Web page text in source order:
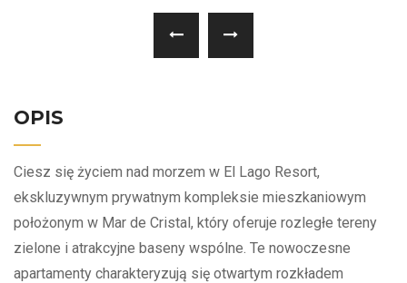
OPIS
Ciesz się życiem nad morzem w El Lago Resort,
ekskluzywnym prywatnym kompleksie mieszkaniowym
położonym w Mar de Cristal, który oferuje rozległe tereny
zielone i atrakcyjne baseny wspólne. Te nowoczesne
apartamenty charakteryzują się otwartym rozkładem